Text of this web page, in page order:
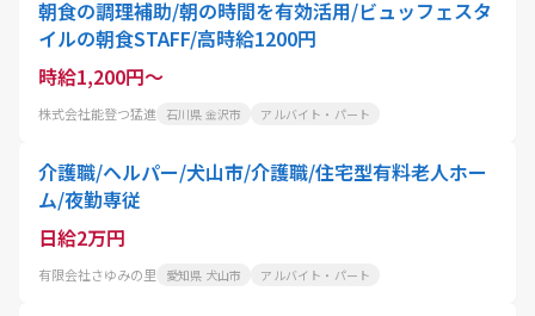
朝食の調理補助/朝の時間を有効活用/ビュッフェスタ
イルの朝食STAFF/高時給1200円
時給1,200円～
株式会社能登つ猛進 石川県 金沢市 アルバイト・パート
介護職/ヘルパー/犬山市/介護職/住宅型有料老人ホー
ム/夜勤専従
日給2万円
有限会社さゆみの里 愛知県 犬山市 アルバイト・パート